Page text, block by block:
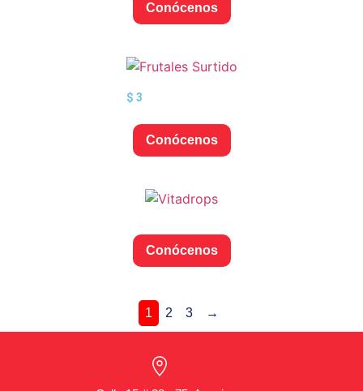
Conócenos
$ 3
Conócenos
Conócenos
1 2 3 →